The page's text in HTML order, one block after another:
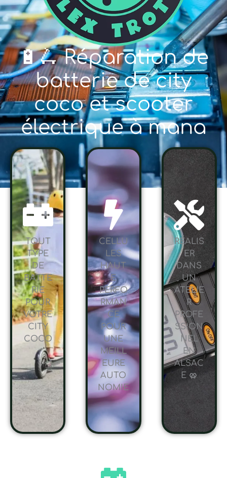
🔋🛴 Réparation de
batterie de city
coco et scooter
électrique à mana
TOUT
TYPE
DE
BATTE
RIE
POUR
VOTRE
CITY
COCO
CELLU
LES
HAUT
E
PERFO
RMAN
CE
POUR
UNE
MEILL
EURE
AUTO
NOMIE
RÉALIS
ER
DANS
UN
ATELIE
R
PROFE
SSION
NEL
EN
ALSAC
E 🥨